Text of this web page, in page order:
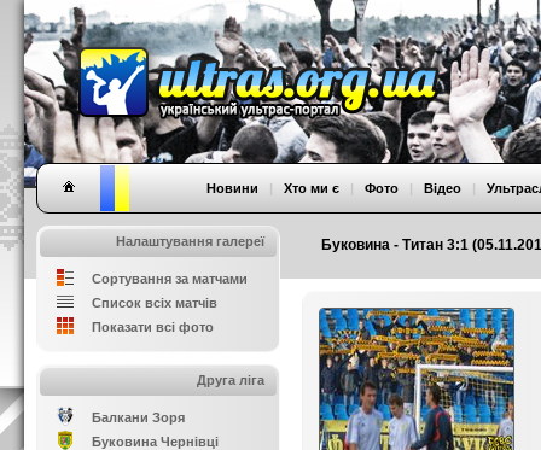
Буковина - Титан 3:1
Новини | Хто ми є | Фото | Відео |
Налаштування галереї
Сортування за матчами
Список всіх матчів
Показати всі фото
Друга ліга
Балкани Зоря
Буковина Чернівці